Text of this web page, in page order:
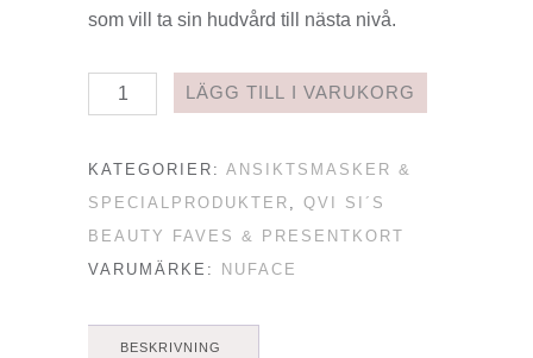
som vill ta sin hudvård till nästa nivå.
NuFACE
Trinity+
LÄGG TILL I VARUKORG
KATEGORIER: ANSIKTSMASKER &
SPECIALPRODUKTER , QVI SI´S
BEAUTY FAVES & PRESENTKORT
VARUMÄRKE:
NUFACE
BESKRIVNING